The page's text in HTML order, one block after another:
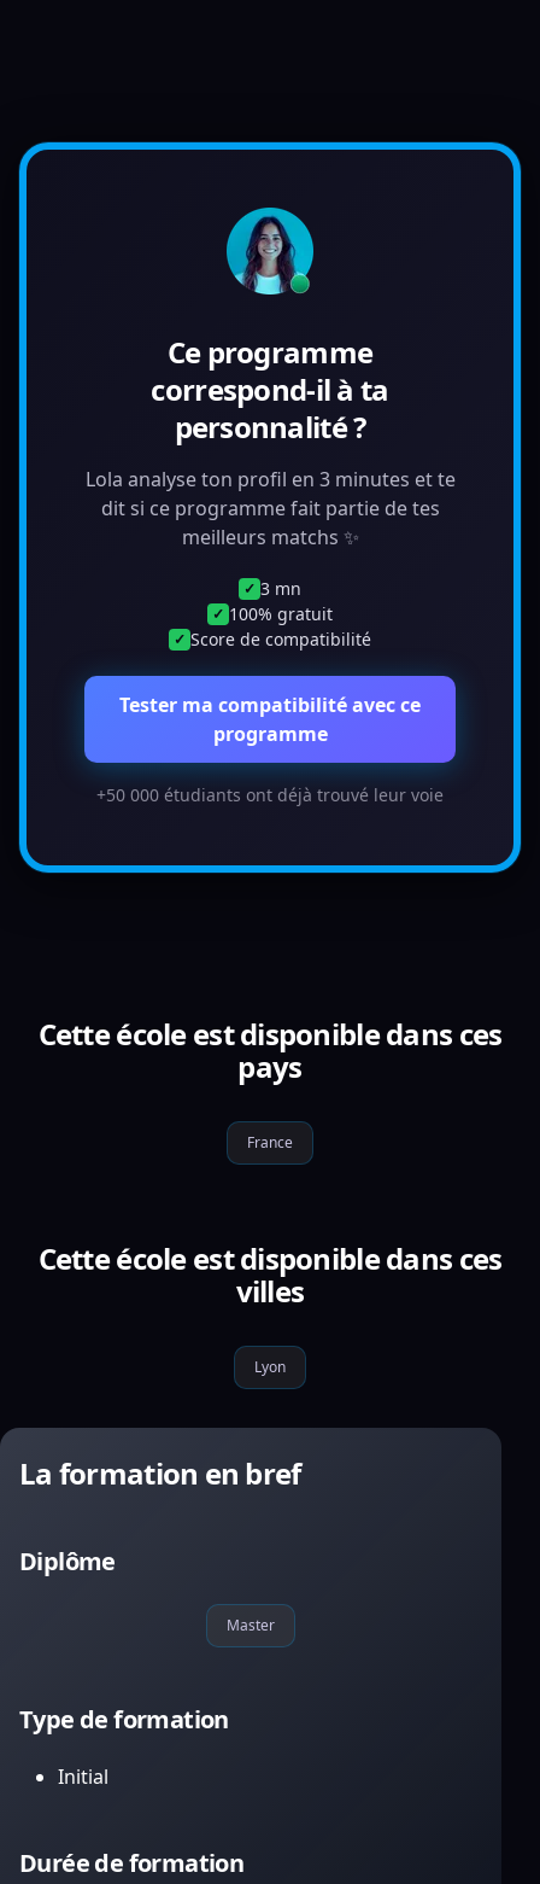
Ce programme
correspond-il à ta
personnalité ?
Lola analyse ton profil en 3 minutes et te
dit si ce programme fait partie de tes
meilleurs matchs ✨
✓ 3 mn
✓ 100% gratuit
✓ Score de compatibilité
Tester ma compatibilité avec ce
programme
+50 000 étudiants ont déjà trouvé leur voie
Cette école est disponible dans ces
pays
France
Cette école est disponible dans ces
villes
Lyon
La formation en bref
Diplôme
Master
Type de formation
Initial
Durée de formation